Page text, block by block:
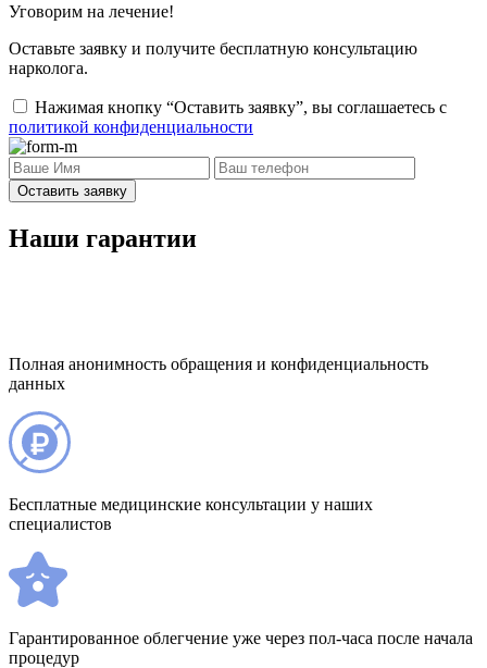
Уговорим на лечение!
Оставьте заявку и получите бесплатную консультацию
нарколога.
Нажимая кнопку “Оставить заявку”, вы соглашаетесь с
политикой конфиденциальности
Оставить заявку
Наши гарантии
Полная анонимность обращения и конфиденциальность
данных
Бесплатные медицинские консультации у наших
специалистов
Гарантированное облегчение уже через пол-часа после начала
процедур